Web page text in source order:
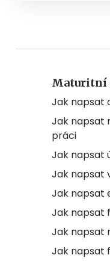
Maturitní
Jak napsat
Jak napsat
práci
Jak napsat
Jak napsat
Jak napsat
Jak napsat
Jak napsat
Jak napsat